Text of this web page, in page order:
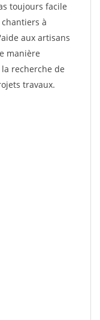
toujours facile
à
aux artisans
manière
recherche de
travaux.